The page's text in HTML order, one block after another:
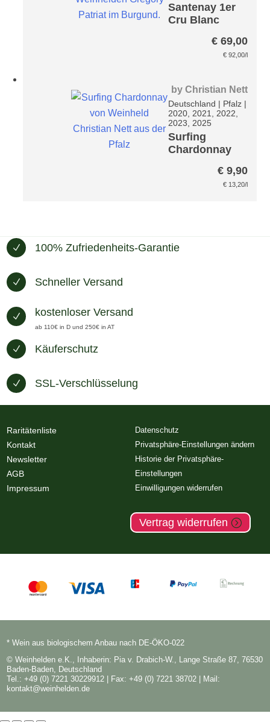
Santenay 1er
Cru Blanc
€ 69,00
€ 92,00/l
byChristian Nett
Deutschland | Pfalz |
2020, 2021, 2022,
2023, 2025
Surfing
Chardonnay
€ 9,90
€ 13,20/l
N 100% Zufriedenheits-Garantie
N Schneller Versand
N kostenloser Versand
ab 110€ in D und 250€ in AT
N Käuferschutz
N SSL-Verschlüsselung
Raritätenliste
Kontakt
Newsletter
AGB
Impressum
Datenschutz
Privatsphäre-Einstellungen ändern
Historie der Privatsphäre-
Einstellungen
Einwilligungen widerrufen
Vertrag widerrufen
* Wein aus biologischem Anbau nach DE-ÖKO-022
© Weinhelden e.K., Inhaberin: Pia v. Drabich-W., Lange Straße 87, 76530
Baden-Baden, Deutschland
Tel.: +49 (0) 7221 30229912
| Fax: +49 (0) 7221 38702 | Mail:
kontakt@weinhelden.de